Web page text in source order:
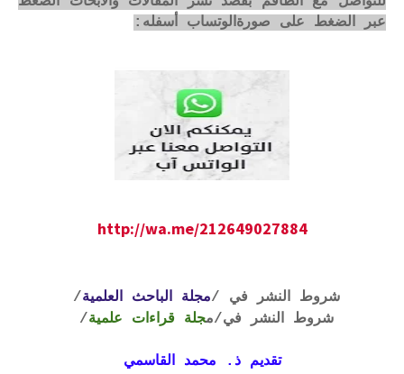
عبر الضغط على صورةالوتساب أسفله:
http://wa.me/212649027884
شروط النشر في /مجلة الباحث العلمية/
شروط النشر في/مجلة قراءات علمية/
تقديم ذ. محمد القاسمي